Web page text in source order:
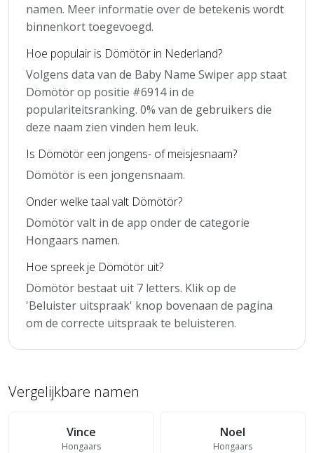
namen. Meer informatie over de betekenis wordt
binnenkort toegevoegd.
Hoe populair is Dömötör in Nederland?
Volgens data van de Baby Name Swiper app staat
Dömötör op positie #6914 in de
populariteitsranking. 0% van de gebruikers die
deze naam zien vinden hem leuk.
Is Dömötör een jongens- of meisjesnaam?
Dömötör is een jongensnaam.
Onder welke taal valt Dömötör?
Dömötör valt in de app onder de categorie
Hongaars namen.
Hoe spreek je Dömötör uit?
Dömötör bestaat uit 7 letters. Klik op de
'Beluister uitspraak' knop bovenaan de pagina
om de correcte uitspraak te beluisteren.
Vergelijkbare namen
Vince
Hongaars
Noel
Hongaars